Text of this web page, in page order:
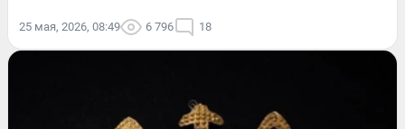
25 мая, 2026, 08:49 6 796 18